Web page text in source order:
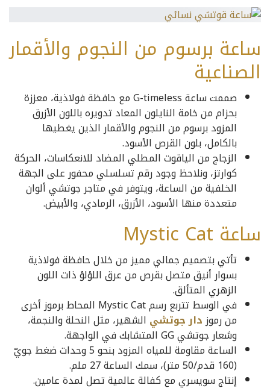
ساعة برسوم من النجوم والأقمار
الصناعية
صممت ساعة G-timeless مع حافظة فولاذية، معززة
بحزام من خامة النايلون المعاد تدويره باللون الأزرق
المزود برسوم من النجوم والأقمار الذين يغطيها
بالكامل، بلون القرص الأسود.
الزجاج من الياقوت المطلي المضاد للانعكاسات، الحركة
كوارتز، ونلاحظ وجود رقم تسلسلي محفور على الجهة
الخلفية من الساعة، ويتوفر في متاجر جوتشي ألوان
متعددة منها الأسود، الأزرق، الرمادي، والأبيض.
ساعة Mystic Cat
تأتي بتصميم جمالي مميز من خلال حافظة فولاذية
بسوار أنيق متصل بقرص من عرق اللؤلؤ ذات اللون
الزهري المتألق.
في الوسط تتربع رسم Mystic Cat المحاط برموز أخرى
من رموزدار جوتشي الشهير، مثل النحلة والنجمة،
وشعار جوتشي GG المتشابك في الواجهة.
الساعة مقاومة للمياه المزود بنحو 5 وحدات ضغط جويّ
(160 قدم/50 متر)، سمك الساعة 27 ملم.
إنتاج سويسري مع كفالة عالمية تصل لمدة عامين.